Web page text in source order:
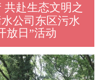
赴生态文明之
公司东区污水
放日”活动